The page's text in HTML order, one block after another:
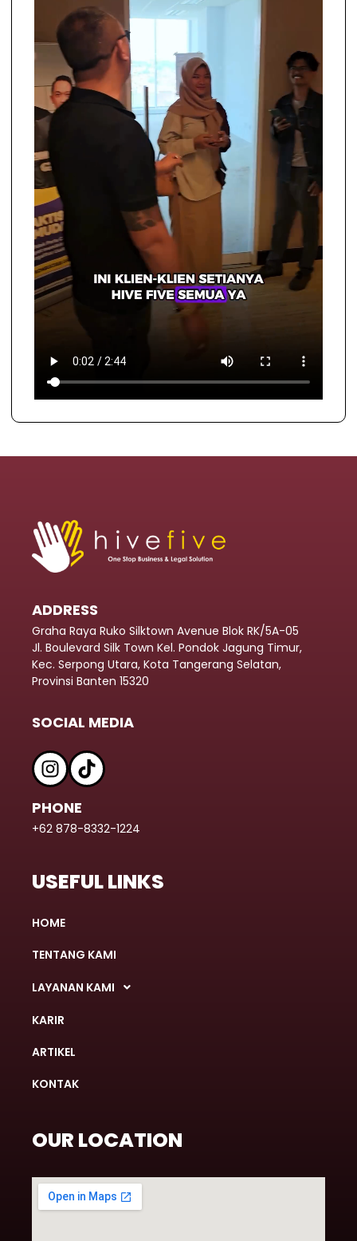
ADDRESS
Graha Raya Ruko Silktown Avenue Blok RK/5A-05
Jl. Boulevard Silk Town Kel. Pondok Jagung Timur,
Kec. Serpong Utara, Kota Tangerang Selatan,
Provinsi Banten 15320
SOCIAL MEDIA
PHONE
+62 878-8332-1224
USEFUL LINKS
HOME
TENTANG KAMI
LAYANAN KAMI
KARIR
ARTIKEL
KONTAK
OUR LOCATION